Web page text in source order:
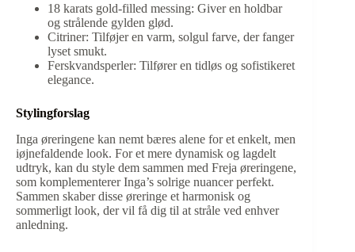
18 karats gold-filled messing: Giver en holdbar
og strålende gylden glød.
Citriner: Tilføjer en varm, solgul farve, der fanger
lyset smukt.
Ferskvandsperler: Tilfører en tidløs og sofistikeret
elegance.
Stylingforslag
Inga øreringene kan nemt bæres alene for et enkelt, men
iøjnefaldende look. For et mere dynamisk og lagdelt
udtryk, kan du style dem sammen med Freja øreringene,
som komplementerer Inga’s solrige nuancer perfekt.
Sammen skaber disse øreringe et harmonisk og
sommerligt look, der vil få dig til at stråle ved enhver
anledning.